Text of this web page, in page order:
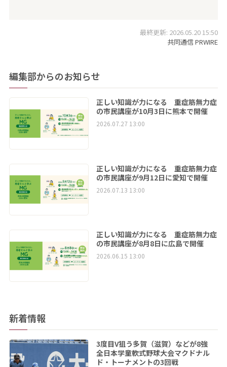
最終更新: 2026.05.20 15:50
共同通信 PRWIRE
編集部からのお知らせ
正しい知識が力になる 重症筋無力症
の市民講座が10月3日に熊本で開催
2026.07.27 13:00
正しい知識が力になる 重症筋無力症
の市民講座が9月12日に愛知で開催
2026.07.13 13:00
正しい知識が力になる 重症筋無力症
の市民講座が8月8日に広島で開催
2026.06.15 13:00
新着情報
3度目V狙う多賀（滋賀）などが8強
全日本学童軟式野球大会マクドナル
ド・トーナメントの3回戦